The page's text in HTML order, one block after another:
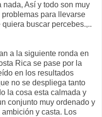
Así y todo son muy
para llevarse
quiera buscar percebes.,..
a la siguiente ronda en
Rica se pase por la
en los resultados
no se despliega tanto
la cosa esta calmada y
conjunto muy ordenado y
y casta. Los